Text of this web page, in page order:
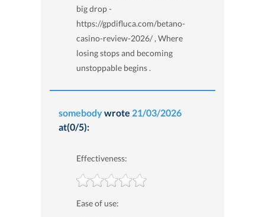
big drop -
https://gpdifluca.com/betano-
casino-review-2026/ , Where
losing stops and becoming
unstoppable begins .
somebodywrote 21/03/2026
at(0/5):
Effectiveness:
Ease of use: